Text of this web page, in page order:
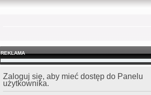
REKLAMA
Zaloguj się, aby mieć dostęp do Panelu
użytkownika.